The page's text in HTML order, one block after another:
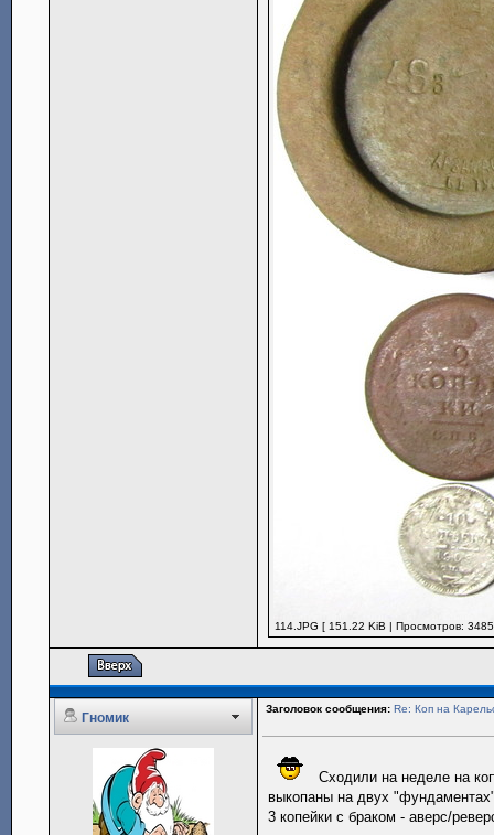
114.JPG [ 151.22 KiB | Просмотров:
Гномик
Заголовок сообщения: Re: Коп на
Сходили на неделе на
выкопаны на двух
3 копейки с браком - аверс/